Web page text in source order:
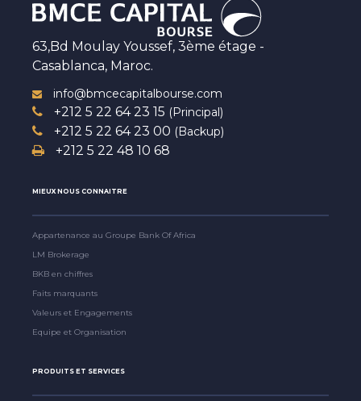
63,Bd Moulay Youssef, 3ème étage -
Casablanca, Maroc.
info@bmcecapitalbourse.com
+212 5 22 64 23 15 (Principal)
+212 5 22 64 23 00 (Backup)
+212 5 22 48 10 68
MIEUX NOUS CONNAITRE
Appartenance au Groupe Bank Of Africa
LM Brokerage
BKB en chiffres
Faits marquants
Valeurs et Engagements
Equipe et Organisation
PRODUITS ET SERVICES